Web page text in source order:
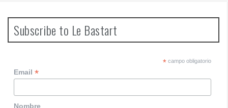
Subscribe to Le Bastart
*campo obligatorio
Email*
Nombre